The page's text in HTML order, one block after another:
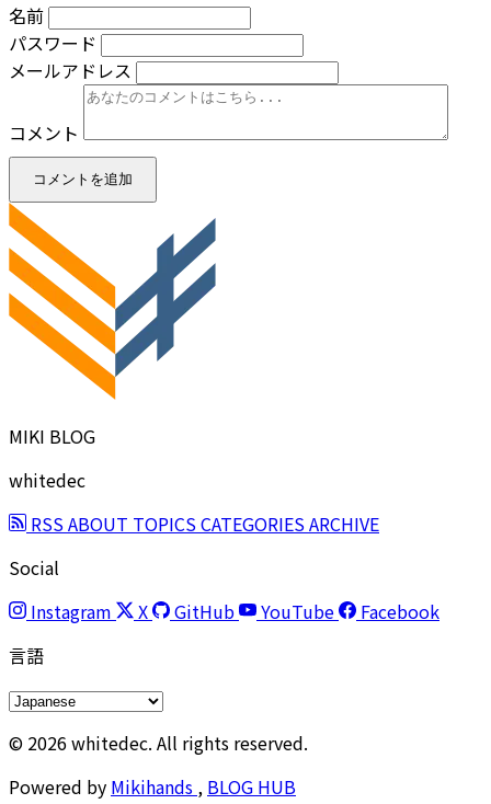
名前
パスワード
メールアドレス
コメント
コメントを追加
MIKI BLOG
whitedec
RSSABOUT TOPICSCATEGORIESARCHIVE
Social
Instagram
X GitHub YouTube
Facebook
言語
© 2026 whitedec. All rights reserved.
Powered by Mikihands , BLOG HUB